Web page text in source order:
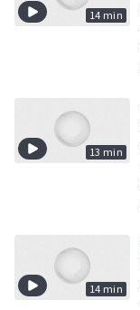
14 min
13 min
14 min